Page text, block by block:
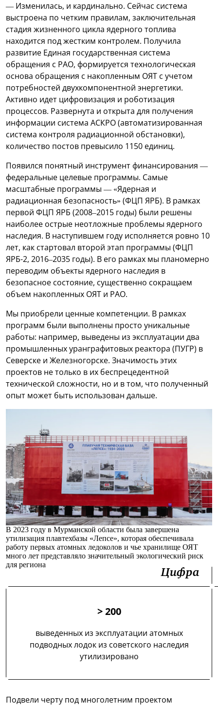
— Изменилась, и кардинально. Сейчас система
выстроена по четким правилам, заключительная
стадия жизненного цикла ядерного топлива
находится под жестким контролем. Получила
развитие Единая государственная система
обращения с РАО, формируется технологическая
основа обращения с накопленным ОЯТ с учетом
потребностей двухкомпонентной энергетики.
Активно идет цифровизация и роботизация
процессов. Развернута и открыта для получения
информации система АСКРО (автоматизированная
система контроля радиационной обстановки),
количество постов превысило 1150 единиц.
Появился понятный инструмент финансирования —
федеральные целевые программы. Самые
масштабные программы — «Ядерная и
радиационная безопасность» (ФЦП ЯРБ). В рамках
первой ФЦП ЯРБ (2008–2015 годы) были решены
наиболее острые неотложные проблемы ядерного
наследия. В наступившем году исполняется ровно 10
лет, как стартовал второй этап программы (ФЦП
ЯРБ-2, 2016–2035 годы). В его рамках мы планомерно
переводим объекты ядерного наследия в
безопасное состояние, существенно сокращаем
объем накопленных ОЯТ и РАО.
Мы приобрели ценные компетенции. В рамках
программ были выполнены просто уникальные
работы: например, выведены из эксплуатации два
промышленных уранграфитовых реактора (ПУГР) в
Северске и Железногорске. Значимость этих
проектов не только в их беспрецедентной
технической сложности, но и в том, что полученный
опыт может быть использован дальше.
В 2023 году в Мурманской области была завершена
утилизация плавтехбазы «Лепсе», которая обеспечивала
работу первых атомных ледоколов и чье хранилище ОЯТ
много лет представляло значительный экологический риск
для региона
> 200
выведенных из эксплуатации атомных
подводных лодок из советского наследия
утилизировано
Цифра
Подвели черту под многолетним проектом